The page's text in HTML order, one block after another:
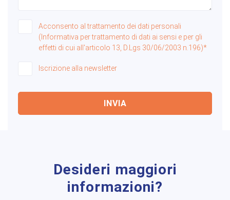
Acconsento al trattamento dei dati personali
(Informativa per trattamento di dati ai sensi e per gli
effetti di cui all'articolo 13, D.Lgs 30/06/2003 n.196)*
Iscrizione alla newsletter
INVIA
Desideri maggiori
informazioni?